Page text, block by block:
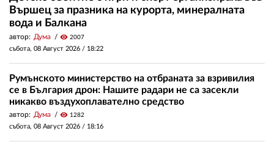
Вършец за празника на курорта, минералната
вода и Балкана
автор: Дума visibility 2007
събота, 08 Август 2026 / 18:22
Румънското министерство на отбраната за взривилия
се в България дрон: Нашите радари не са засекли
никакво въздухоплавателно средство
автор: Дума visibility 1282
събота, 08 Август 2026 / 18:16